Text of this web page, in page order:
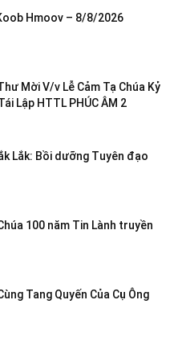
Hmoov – 8/8/2026
Mời V/v Lễ Cảm Tạ Chúa Kỷ
Lập HTTL PHÚC ÂM 2
Lắk: Bồi dưỡng Tuyên đạo
100 năm Tin Lành truyền
Tang Quyến Của Cụ Ông